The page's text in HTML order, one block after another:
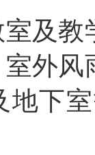
及
外
地下